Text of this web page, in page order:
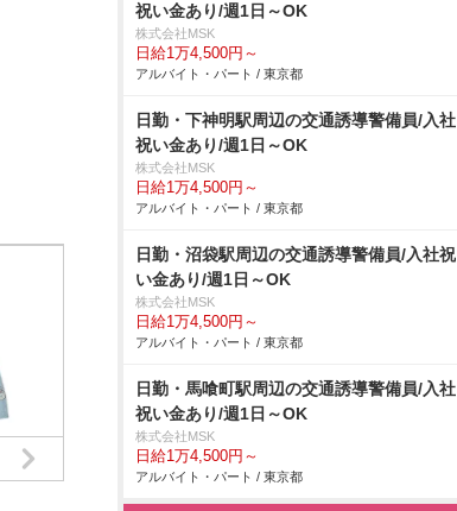
祝い金あり/週1日～OK
株式会社MSK
日給1万4,500円～
アルバイト・パート / 東京都
日勤・下神明駅周辺の交通誘導警備員/入社
祝い金あり/週1日～OK
株式会社MSK
日給1万4,500円～
アルバイト・パート / 東京都
日勤・沼袋駅周辺の交通誘導警備員/入社祝
い金あり/週1日～OK
株式会社MSK
日給1万4,500円～
アルバイト・パート / 東京都
日勤・馬喰町駅周辺の交通誘導警備員/入社
祝い金あり/週1日～OK
株式会社MSK
日給1万4,500円～
アルバイト・パート / 東京都